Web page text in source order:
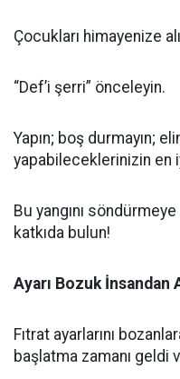
Çocukları himayenize
“Def’i şerri” önceleyin.
Yapın; boş durmayın;
yapabileceklerinizin en
Bu yangını
katkıda bulun!
Ayarı Bozuk İnsandan
Fıtrat ayarlarını
başlatma zamanı geldi